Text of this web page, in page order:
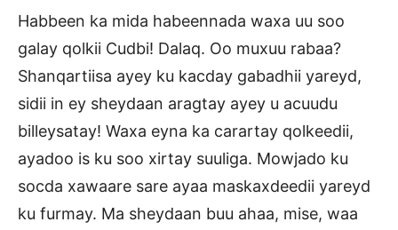
Habbeen ka mida habeennada waxa uu soo
galay qolkii Cudbi! Dalaq. Oo muxuu rabaa?
Shanqartiisa ayey ku kacday gabadhii yareyd,
sidii in ey sheydaan aragtay ayey u acuudu
billeysatay! Waxa eyna ka carartay qolkeedii,
ayadoo is ku soo xirtay suuliga. Mowjado ku
socda xawaare sare ayaa maskaxdeedii yareyd
ku furmay. Ma sheydaan buu ahaa, mise, waa